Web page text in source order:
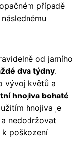
případě
od jarního
dva týdny.
vývoj květů a
hnojiva bohaté
hnojiva je
nedodržovat
k poškození